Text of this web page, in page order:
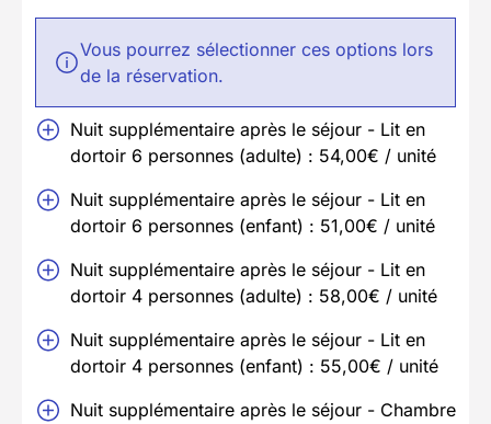
Vous pourrez sélectionner ces options lors
de la réservation.
Nuit supplémentaire après le séjour - Lit en
dortoir 6 personnes (adulte) : 54,00€ / unité
Nuit supplémentaire après le séjour - Lit en
dortoir 6 personnes (enfant) : 51,00€ / unité
Nuit supplémentaire après le séjour - Lit en
dortoir 4 personnes (adulte) : 58,00€ / unité
Nuit supplémentaire après le séjour - Lit en
dortoir 4 personnes (enfant) : 55,00€ / unité
Nuit supplémentaire après le séjour - Chambre